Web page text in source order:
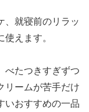
、就寝前のリラッ
えます。
べたつきすぎずつ
リームが苦手だけ
いおすすめの一品